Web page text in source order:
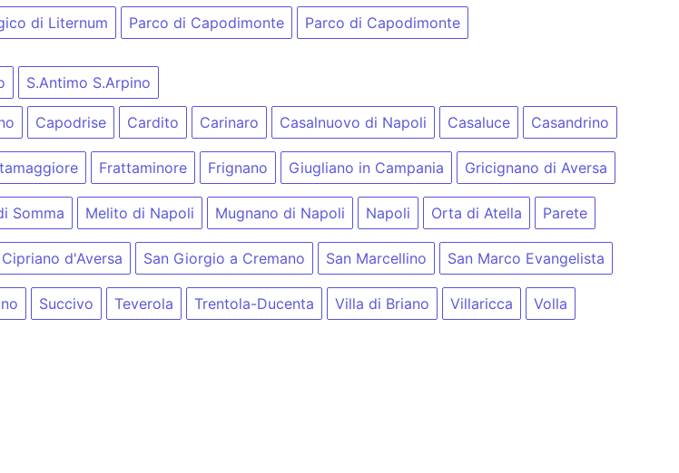
di Liternum Parco di Capodimonte Parco di Capodimonte
S.Antimo S.Arpino
Capodrise Cardito Carinaro Casalnuovo di Napoli Casaluce Casandrino
Frattaminore Frignano Giugliano in Campania Gricignano di Aversa
Somma Melito di Napoli Mugnano di Napoli Napoli Orta di Atella Parete
Cipriano d'Aversa San Giorgio a Cremano San Marcellino San Marco Evangelista
Succivo Teverola Trentola-Ducenta Villa di Briano Villaricca Volla